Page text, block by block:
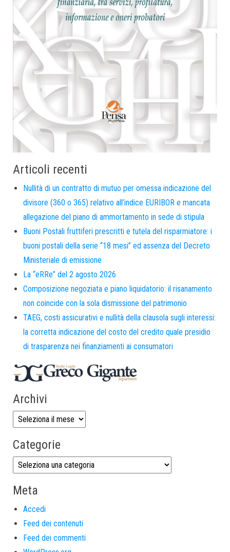
Articoli recenti
Nullità di un contratto di mutuo per omessa indicazione del
divisore (360 o 365) relativo all’indice EURIBOR e mancata
allegazione del piano di ammortamento in sede di stipula
Buoni Postali fruttiferi prescritti e tutela del risparmiatore: i
buoni postali della serie “18 mesi” ed assenza del Decreto
Ministeriale di emissione
La “eRRe” del 2 agosto 2026
Composizione negoziata e piano liquidatorio: il risanamento
non coincide con la sola dismissione del patrimonio
TAEG, costi assicurativi e nullità della clausola sugli interessi:
la corretta indicazione del costo del credito quale presidio
di trasparenza nei finanziamenti ai consumatori
Archivi
Categorie
Meta
Accedi
Feed dei contenuti
Feed dei commenti